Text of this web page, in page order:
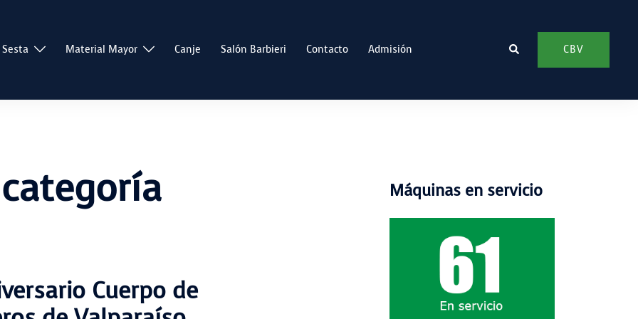
Sesta Material Mayor Canje Salón Barbieri Contacto Admisión Buscar CBV
Cuerpo de
Máquinas en servicio